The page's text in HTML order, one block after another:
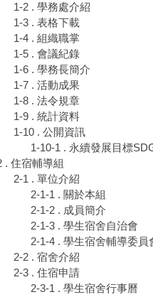
1-2 . 學務處介紹
1-3 . 表格下載
1-4 . 組織職掌
1-5 . 會議紀錄
1-6 . 學務長簡介
1-7 . 活動成果
1-8 . 法令規章
1-9 . 統計資料
1-10 . 公開資訊
1-10-1 . 永續發展目標
. 住宿輔導組
2-1 . 單位介紹
2-1-1 . 關於本組
2-1-2 . 成員簡介
2-1-3 . 學生宿舍自治會
2-1-4 . 學生宿舍輔導委員
2-2 . 宿舍介紹
2-3 . 住宿申請
2-3-1 . 學生宿舍行事曆